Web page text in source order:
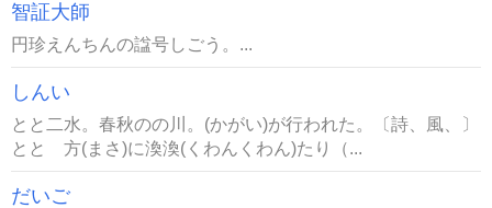
智証大師
円珍えんちんの諡号しごう。...
しんい
とと二水。春秋のの川。(かがい)が行われた。〔詩、風、〕
とと 方(まさ)に渙渙(くわんくわん)たり（...
だいご